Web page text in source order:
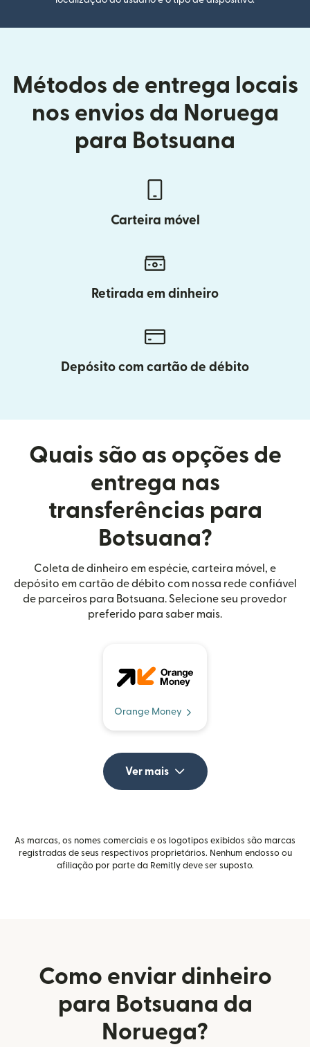
Métodos de entrega locais
nos envios da Noruega
para Botsuana
Carteira móvel
Retirada em dinheiro
Depósito com cartão de débito
Quais são as opções de
entrega nas
transferências para
Botsuana?
Coleta de dinheiro em espécie, carteira móvel, e
depósito em cartão de débito com nossa rede confiável
de parceiros para Botsuana. Selecione seu provedor
preferido para saber mais.
Orange Money
Ver mais
As marcas, os nomes comerciais e os logotipos exibidos são marcas
registradas de seus respectivos proprietários. Nenhum endosso ou
afiliação por parte da Remitly deve ser suposto.
Como enviar dinheiro
para Botsuana da
Noruega?